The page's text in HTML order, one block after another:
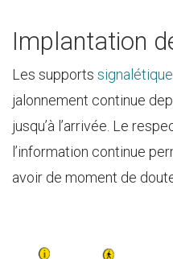
Implantation
Les supports signalétique
jalonnement continue
jusqu’à l’arrivée. Le
l’information continue
avoir de moment de